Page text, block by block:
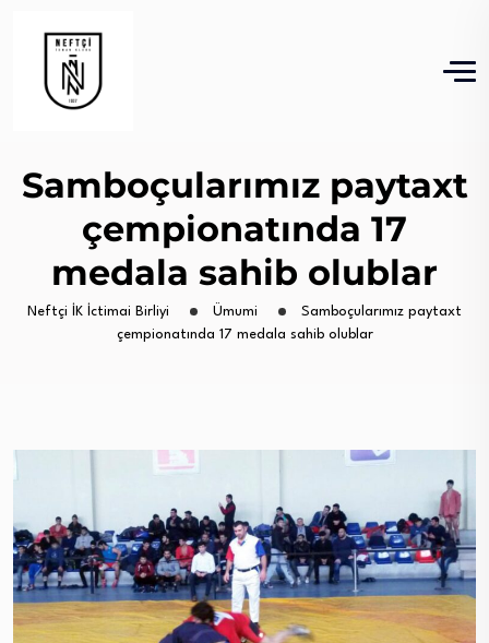
Samboçularımız paytaxt
çempionatında 17
medala sahib olublar
Neftçi İK İctimai Birliyi Ümumi
Samboçularımız paytaxt
çempionatında 17 medala sahib olublar